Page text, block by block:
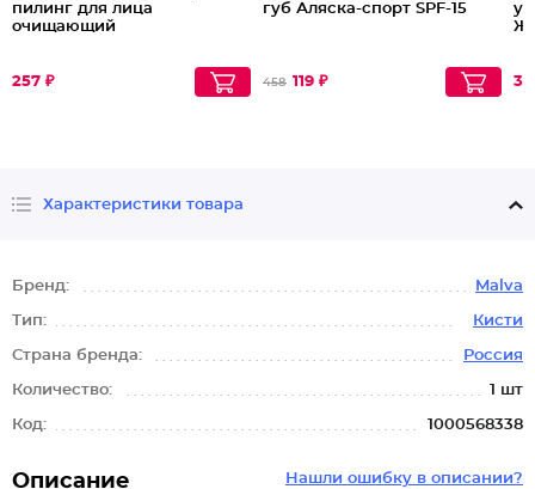
пилинг для лица
очищающий
257 ₽
губ Аляска-спорт SPF-15
458 119 ₽
Характеристики товара
Бренд: Malva
Тип: Кисти
Страна бренда: Россия
Количество: 1 шт
Код: 1000568338
Нашли ошибку в описании?
Описание